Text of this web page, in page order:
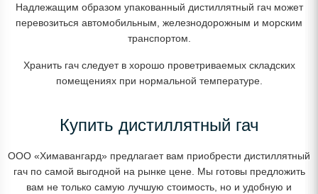
Надлежащим образом упакованный дистиллятный гач может
перевозиться автомобильным, железнодорожным и морским
транспортом.
Хранить гач следует в хорошо проветриваемых складских
помещениях при нормальной температуре.
Купить дистиллятный гач
ООО «Химавангард» предлагает вам приобрести дистиллятный
гач по самой выгодной на рынке цене. Мы готовы предложить
вам не только самую лучшую стоимость, но и удобную и